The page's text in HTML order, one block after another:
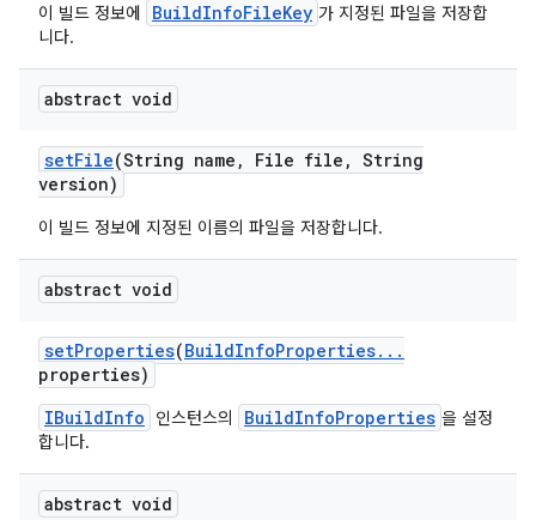
이 빌드 정보에 BuildInfoFileKey 가 지정된 파일을 저장합
니다.
abstract void
setFile(String name , File file , String
version)
이 빌드 정보에 지정된 이름의 파일을 저장합니다.
abstract void
setProperties(BuildInfoProperties. . .
properties)
IBuildInfo
인스턴스의 BuildInfoProperties 을 설정
합니다.
abstract void